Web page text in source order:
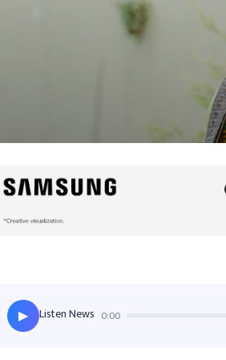
▶ Listen News 0:00